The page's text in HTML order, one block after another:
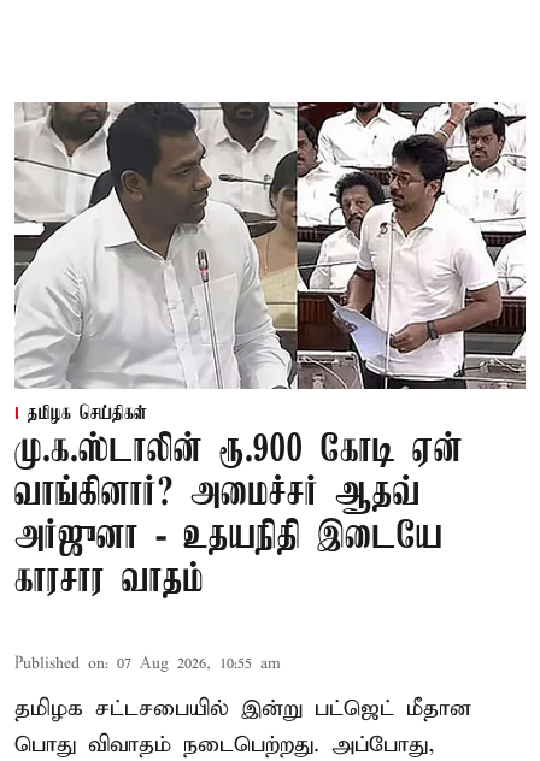
தமிழக செய்திகள்
மு.க.ஸ்டாலின் ரூ.900 கோடி ஏன்
வாங்கினார்? அமைச்சர் ஆதவ்
அர்ஜுனா - உதயநிதி இடையே
காரசார வாதம்
Published on: 07 Aug 2026, 10:55 am
தமிழக சட்டசபையில் இன்று பட்ஜெட் மீதான
பொது விவாதம் நடைபெற்றது. அப்போது,